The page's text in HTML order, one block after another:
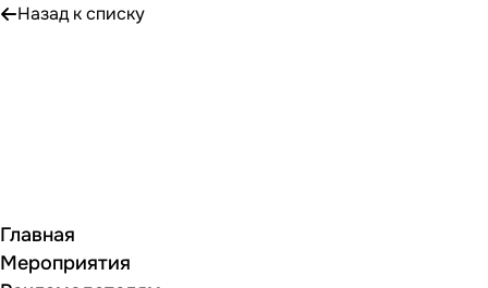
Назад к списку
Главная
Мероприятия